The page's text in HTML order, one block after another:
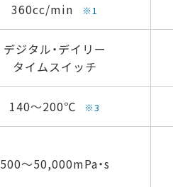
360cc/min ※1
デジタル・デイリー
タイムスイッチ
140～200℃ ※3
500～50,000mPa・s